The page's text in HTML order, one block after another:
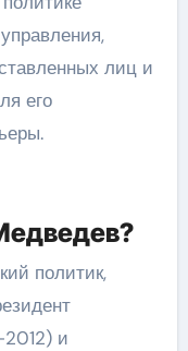
лиц и
его
политик,
и